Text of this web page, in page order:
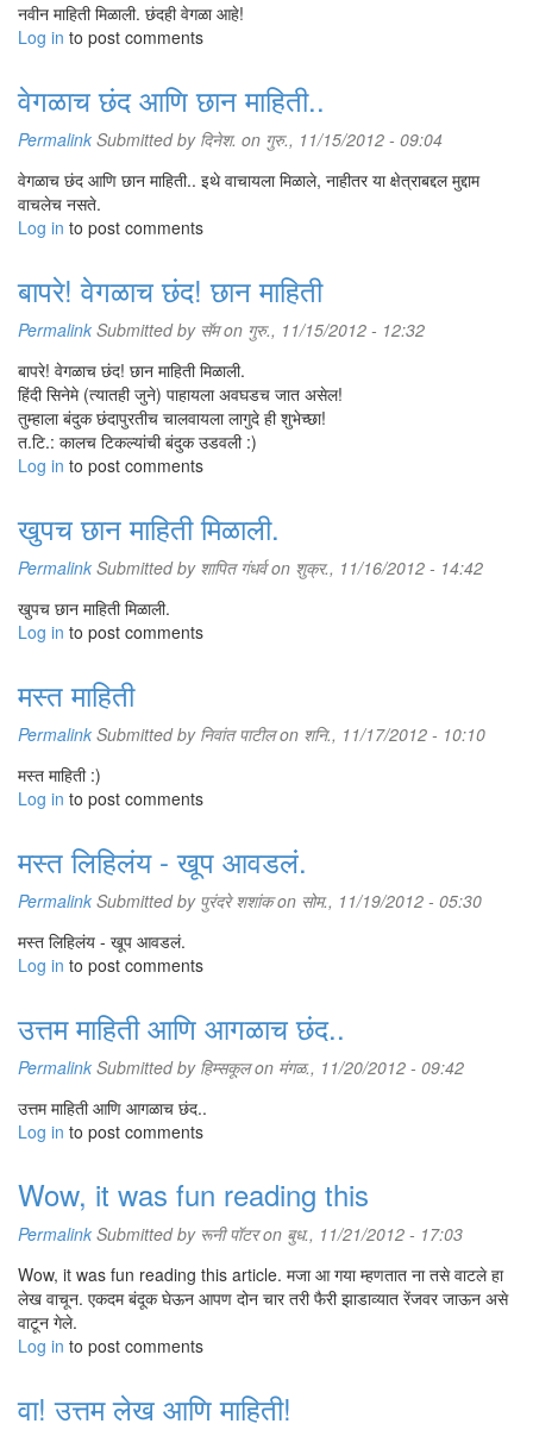
नवीन माहिती मिळाली. छंदही वेगळा आहे!
Log in to post comments
वेगळाच छंद आणि छान माहिती..
Permalink Submitted by दिनेश. on गुरु., 11/15/2012 - 09:04
वेगळाच छंद आणि छान माहिती.. इथे वाचायला मिळाले, नाहीतर या क्षेत्राबद्दल मुद्दाम
वाचलेच नसते.
Log in to post comments
बापरे! वेगळाच छंद! छान माहिती
Permalink Submitted by सॅमon गुरु., 11/15/2012 - 12:32
बापरे! वेगळाच छंद! छान माहिती मिळाली.
हिंदी सिनेमे (त्यातही जुने) पाहायला अवघडच जात असेल!
तुम्हाला बंदुक छंदापुरतीच चालवायला लागुदे ही शुभेच्छा!
त.टि.: कालच टिकल्यांची बंदुक उडवली :)
Log in to post comments
खुपच छान माहिती मिळाली.
Permalink Submitted by शापित गंधर्वon शुक्र., 11/16/2012 - 14:42
खुपच छान माहिती मिळाली.
Log in to post comments
मस्त माहिती
Permalink Submitted by निवांत पाटीलon शनि., 11/17/2012 - 10:10
मस्त माहिती :)
Log in to post comments
मस्त लिहिलंय - खूप आवडलं.
Permalink Submitted by पुरंदरे शशांकon सोम., 11/19/2012 - 05:30
मस्त लिहिलंय - खूप आवडलं.
Log in to post comments
उत्तम माहिती आणि आगळाच छंद..
Permalink Submitted by हिम्सकूलon मंगळ., 11/20/2012 - 09:42
उत्तम माहिती आणि आगळाच छंद..
Log in to post comments
Wow, it was fun reading this
Permalink Submitted by रूनी पॉटरon बुध., 11/21/2012 - 17:03
Wow, it was fun reading this article. मजा आ गया म्हणतात ना तसे वाटले हा
लेख वाचून. एकदम बंदूक घेऊन आपण दोन चार तरी फैरी झाडाव्यात रेंजवर जाऊन असे
वाटून गेले.
Log in to post comments
वा! उत्तम लेख आणि माहिती!